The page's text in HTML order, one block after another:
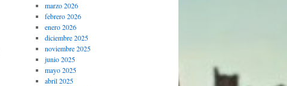
marzo 2026
febrero 2026
enero 2026
diciembre 2025
noviembre 2025
junio 2025
mayo 2025
abril 2025